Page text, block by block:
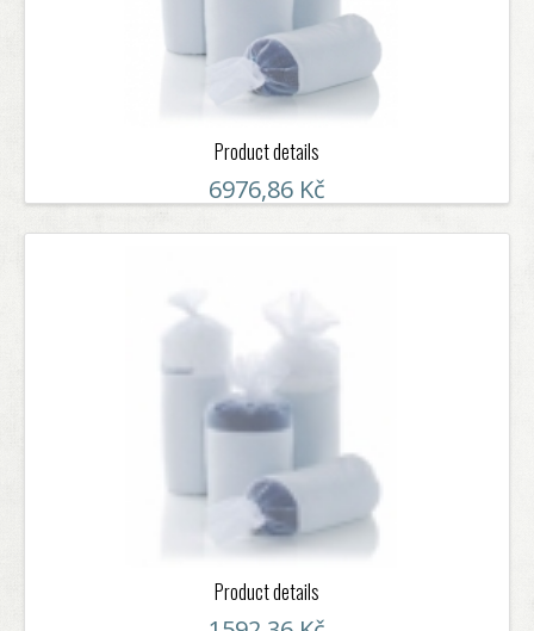
Product details
6976,86 Kč
Product details